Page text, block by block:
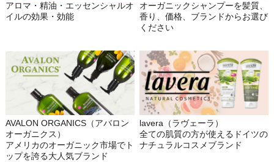
アロマ・精油・エッセンシャルオ
イルの効果・効能
オーガニックシャンプーを髪質、
香り、価格、ブランドからお選び
ください
AVALON ORGANICS（アバロン
オーガニクス）
アメリカのオーガニック市場でト
ップを誇る大人気ブランド
lavera（ラヴェーラ）
全ての肌質の方が使えるドイツの
ナチュラルコスメブランド